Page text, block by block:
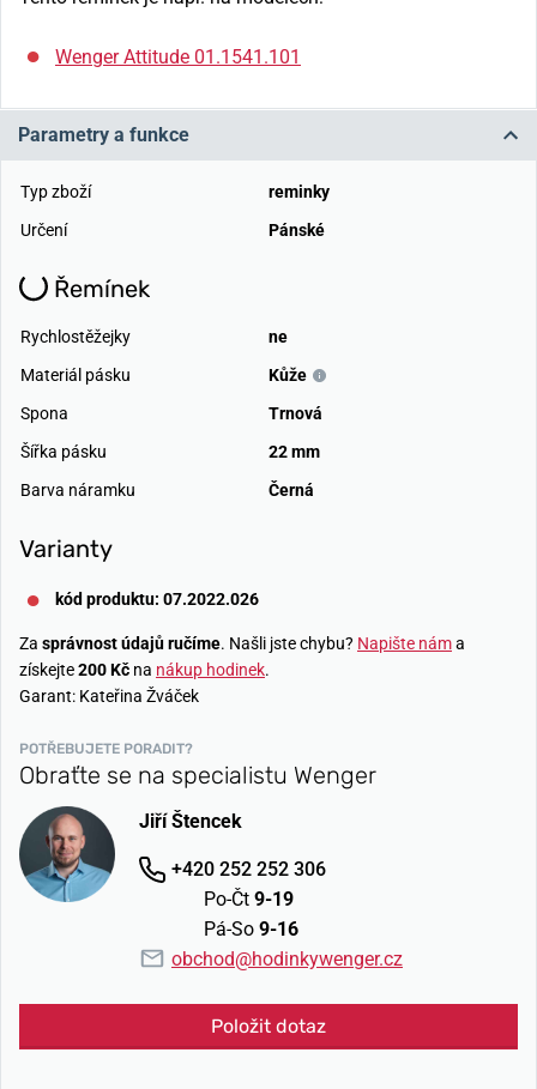
Wenger Attitude 01.1541.101
Parametry a funkce
Typ zboží
reminky
Určení
Pánské
Řemínek
Rychlostěžejky
ne
Materiál pásku
Kůže
Spona
Trnová
Šířka pásku
22 mm
Barva náramku
Černá
Varianty
kód produktu: 07.2022.026
Za správnost údajů ručíme. Našli jste chybu? Napište náma
získejte200 Kč na nákup hodinek.
Garant: Kateřina Žváček
POTŘEBUJETE PORADIT?
Obraťte se na specialistu Wenger
Jiří Štencek
+420 252 252 306
Po-Čt 9-19
Pá-So 9-16
obchod@hodinkywenger.cz
Položit dotaz